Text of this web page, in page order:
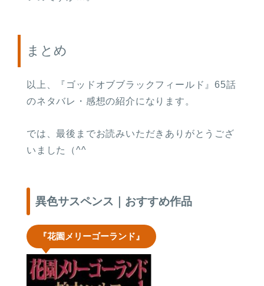
まとめ
以上、『ゴッドオブブラックフィールド』65話
のネタバレ・感想の紹介になります。
では、最後までお読みいただきありがとうござ
いました（^^
異色サスペンス｜おすすめ作品
『花園メリーゴーランド』